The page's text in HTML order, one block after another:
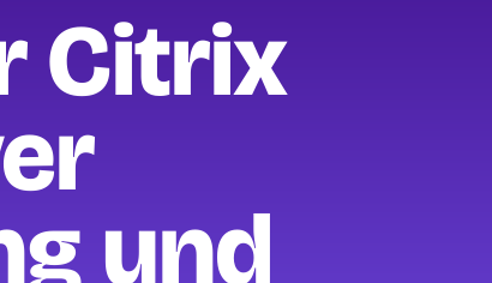
Citrix
und